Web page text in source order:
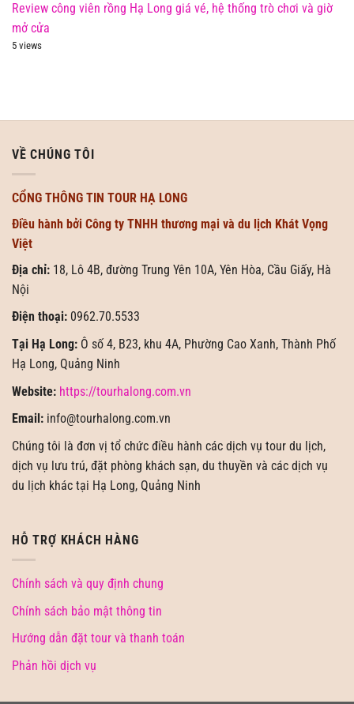
Review công viên rồng Hạ Long giá vé, hệ thống trò chơi và giờ
mở cửa
5 views
VỀ CHÚNG TÔI
CỔNG THÔNG TIN TOUR HẠ LONG
Điều hành bởi Công ty TNHH thương mại và du lịch Khát Vọng
Việt
Địa chỉ: 18, Lô 4B, đường Trung Yên 10A, Yên Hòa, Cầu Giấy, Hà
Nội
Điện thoại: 0962.70.5533
Tại Hạ Long: Ô số 4, B23, khu 4A, Phường Cao Xanh, Thành Phố
Hạ Long, Quảng Ninh
Website: https://tourhalong.com.vn
Email: info@tourhalong.com.vn
Chúng tôi là đơn vị tổ chức điều hành các dịch vụ tour du lịch,
dịch vụ lưu trú, đặt phòng khách sạn, du thuyền và các dịch vụ
du lịch khác tại Hạ Long, Quảng Ninh
HỖ TRỢ KHÁCH HÀNG
Chính sách và quy định chung
Chính sách bảo mật thông tin
Hướng dẫn đặt tour và thanh toán
Phản hồi dịch vụ